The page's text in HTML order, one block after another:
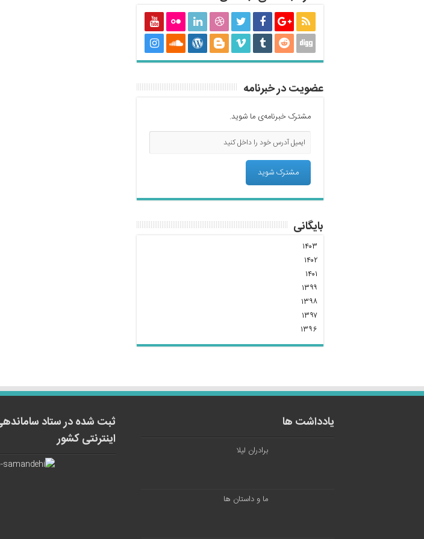
عضویت در خبرنامه
مشترک خبرنامه‌ی ما شوید.
بایگانی
۱۴۰۳
۱۴۰۲
۱۴۰۱
۱۳۹۹
۱۳۹۸
۱۳۹۷
۱۳۹۶
یادداشت ها
برادران لیلا
ما و داستان ها
ثبت شده در ستاد
اینترنتی کشور